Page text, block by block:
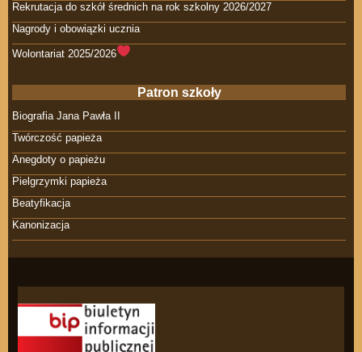
Rekrutacja do szkół średnich na rok szkolny 2026/2027
Nagrody i obowiązki ucznia
Wolontariat 2025/2026
Patron szkoły
Biografia Jana Pawła II
Twórczość papieża
Anegdoty o papieżu
Pielgrzymki papieża
Beatyfikacja
Kanonizacja